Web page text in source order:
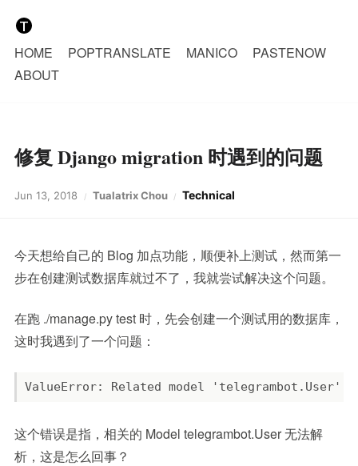
HOME POPTRANSLATE MANICO
PASTENOW
ABOUT
修复 Django migration 时遇到的问题
Jun 13, 2018 Tualatrix Chou Technical
今天想给自己的 Blog 加点功能，顺便补上测试，然而第一
步在创建测试数据库就过不了，我就尝试解决这个问题。
在跑 ./manage.py test 时，先会创建一个测试用的数据库，
这时我遇到了一个问题：
这个错误是指，相关的 Model telegrambot.User 无法解
析，这是怎么回事？